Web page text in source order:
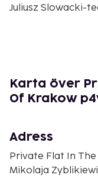
Juliusz Slowacki-
Jan Matejko-
Klädesmarknaden
Sukiennices
Stadshustornet -
Den största
Paul II Intl. Airport
Karta över
Of Krakow
Adress
Private Flat In
Mikolaja